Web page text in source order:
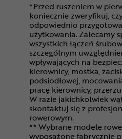
*Przed ruszeniem w
koniecznie zweryfikuj,
odpowiednio
użytkowania. Zalecamy
wszystkich łączeń
szczególnym
wpływających na
kierownicy, mostka,
podsiodłowej,
pracę kierownicy,
W razie jakichkolwiek
skontaktuj się z
rowerowym.
** Wybrane modele
wyposażone fabrycznie